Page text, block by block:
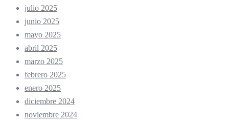
julio 2025
junio 2025
mayo 2025
abril 2025
marzo 2025
febrero 2025
enero 2025
diciembre 2024
noviembre 2024